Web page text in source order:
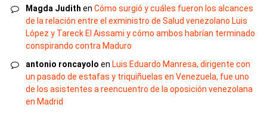
Magda Judith en Cómo surgió y cuáles fueron los alcances
de la relación entre el exministro de Salud venezolano Luis
López y Tareck El Aissami y cómo ambos habrían terminado
conspirando contra Maduro
antonio roncayolo en Luis Eduardo Manresa, dirigente con
un pasado de estafas y triquiñuelas en Venezuela, fue uno
de los asistentes a reencuentro de la oposición venezolana
en Madrid